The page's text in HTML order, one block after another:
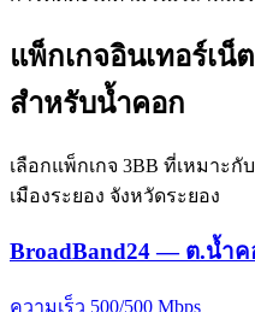
แพ็กเกจอินเทอร์เน็
สำหรับน้ำคอก
เลือกแพ็กเกจ 3BB ที่เหมาะ
เมืองระยอง จังหวัดระยอง
BroadBand24 — ต.น้ำค
ความเร็ว 500/500 Mbps